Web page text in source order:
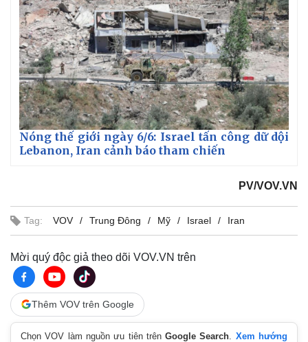
Nóng thế giới ngày 6/6: Israel tấn công dữ dội
Lebanon, Iran cảnh báo tham chiến
PV/VOV.VN
Tag: VOV Trung Đông Mỹ Israel Iran
Mời quý độc giả theo dõi VOV.VN trên
Thêm VOV trên Google
Chọn VOV làm nguồn ưu tiên trênGoogle Search
Xem hướng